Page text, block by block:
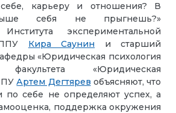
карьеру и отношения? В
себя не прыгнешь?»
экспериментальной
Кира Саунин и cтарший
«Юридическая психология
«Юридическая
Артем Дегтярев объясняют, что
по себе не определяют успех, а
поддержка окружения